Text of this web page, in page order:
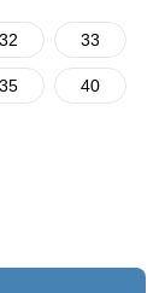
32 33
35 40